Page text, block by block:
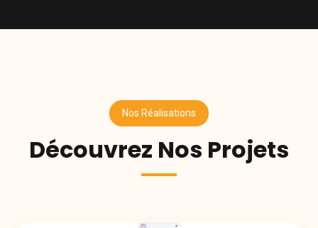
Nos Réalisations
Découvrez Nos Projets